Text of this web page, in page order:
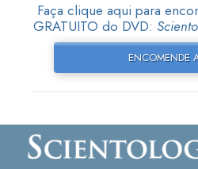
Faça clique aqui para
GRATUITO do DVD:
ENCOMENDE